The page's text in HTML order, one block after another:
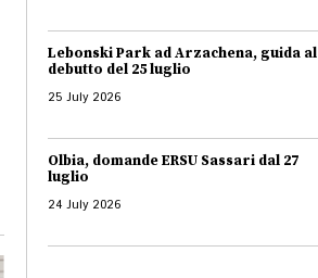
Lebonski Park ad Arzachena, guida al
debutto del 25 luglio
25 July 2026
Olbia, domande ERSU Sassari dal 27
luglio
24 July 2026